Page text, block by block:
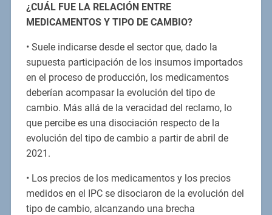
¿CUÁL FUE LA RELACIÓN ENTRE
MEDICAMENTOS Y TIPO DE CAMBIO?
• Suele indicarse desde el sector que, dado la
supuesta participación de los insumos importados
en el proceso de producción, los medicamentos
deberían acompasar la evolución del tipo de
cambio. Más allá de la veracidad del reclamo, lo
que percibe es una disociación respecto de la
evolución del tipo de cambio a partir de abril de
2021.
• Los precios de los medicamentos y los precios
medidos en el IPC se disociaron de la evolución del
tipo de cambio, alcanzando una brecha